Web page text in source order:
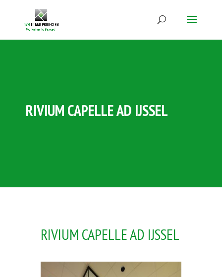
RIVIUM CAPELLE AD IJSSEL
RIVIUM CAPELLE AD IJSSEL